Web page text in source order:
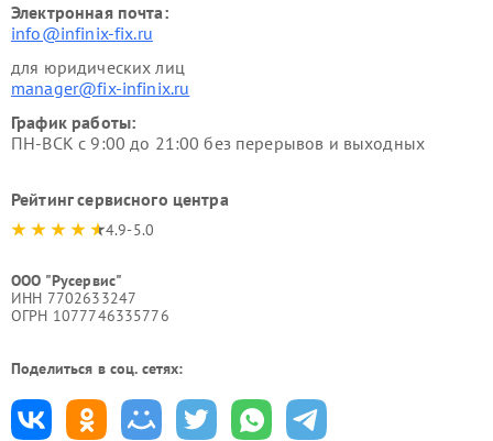
Электронная почта:
info@infinix-fix.ru
для юридических лиц
manager@fix-infinix.ru
График работы:
ПН-ВСК с 9:00 до 21:00 без перерывов и выходных
Рейтинг сервисного центра
4.9-5.0
ООО "Русервис"
ИНН 7702633247
ОГРН 1077746335776
Поделиться в соц. сетях: